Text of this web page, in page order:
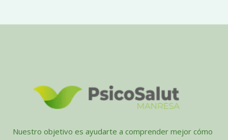
Nuestro objetivo es ayudarte a comprender mejor cómo